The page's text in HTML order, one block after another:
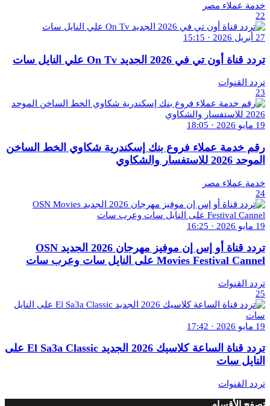
خدمة عملاء مصر
22
27 أبريل 2026 · 15:15
تردد قناة أون تي في 2026 الجديد On Tv علي النايل سات
تردد القنوات
23
19 مايو 2026 · 18:05
رقم خدمة عملاء فروع بنك إسكندرية شكاوي الخط الساخن
الموحد 2026 للاستفسار والشكاوي
خدمة عملاء مصر
24
19 مايو 2026 · 16:25
تردد قناة أو إس إن موفيز مهرجان 2026 الجديد OSN
Movies Festival Cannel على النايل سات وعرب سات
تردد القنوات
25
19 مايو 2026 · 17:42
تردد قناة الساعة كلاسيك 2026 الجديد El Sa3a Classic على
النايل سات
تردد القنوات